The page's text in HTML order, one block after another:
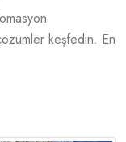
keşfedin. En